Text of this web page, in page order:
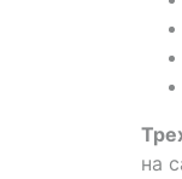
на